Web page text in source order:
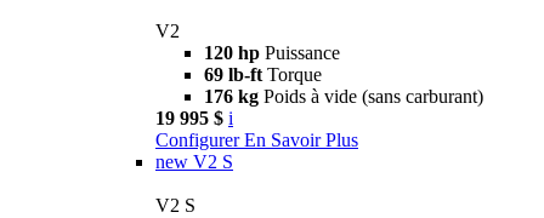
V2
120 hp Puissance
69 lb-ft Torque
176 kg Poids à vide (sans carburant)
19 995 $ i
Configurer En Savoir Plus
new V2 S
V2 S